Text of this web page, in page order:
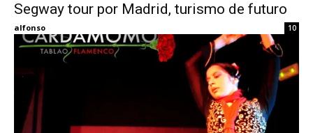
Segway tour por Madrid, turismo de futuro
alfonso 10